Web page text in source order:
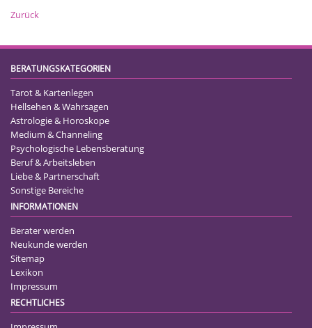
Zurück
BERATUNGSKATEGORIEN
Tarot & Kartenlegen
Hellsehen & Wahrsagen
Astrologie & Horoskope
Medium & Channeling
Psychologische Lebensberatung
Beruf & Arbeitsleben
Liebe & Partnerschaft
Sonstige Bereiche
INFORMATIONEN
Berater werden
Neukunde werden
Sitemap
Lexikon
Impressum
RECHTLICHES